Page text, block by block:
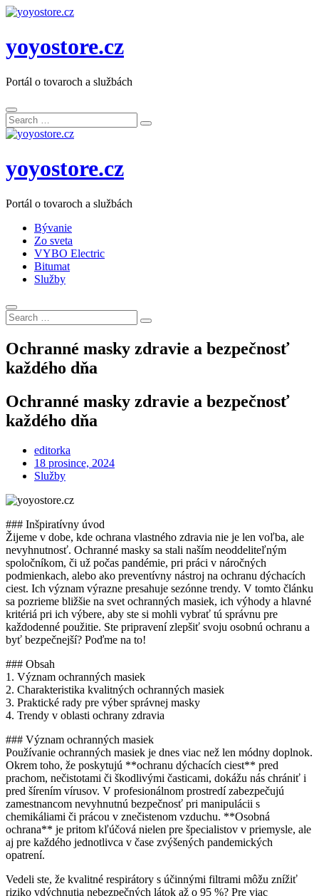
yoyostore.cz
Portál o tovaroch a službách
Search
for:
Search
yoyostore.cz
Portál o tovaroch a službách
Bývanie
Zo sveta
VYBO Electric
Bitumat
Služby
Search
for:
Search
Ochranné masky zdravie a bezpečnosť
každého dňa
Ochranné masky zdravie a bezpečnosť
každého dňa
editorka
Posted
on
18 prosince, 2024
Služby
### Inšpiratívny úvod
Žijeme v dobe, kde ochrana vlastného zdravia nie je len voľba, ale
nevyhnutnosť. Ochranné masky sa stali naším neoddeliteľným
spoločníkom, či už počas pandémie, pri práci v náročných
podmienkach, alebo ako preventívny nástroj na ochranu dýchacích
ciest. Ich význam výrazne presahuje sezónne trendy. V tomto článku
sa pozrieme bližšie na svet ochranných masiek, ich výhody a hlavné
kritériá pri ich výbere, aby ste si mohli vybrať tú správnu pre
každodenné použitie. Ste pripravení zlepšiť svoju osobnú ochranu a
byť bezpečnejší? Poďme na to!
### Obsah
1. Význam ochranných masiek
2. Charakteristika kvalitných ochranných masiek
3. Praktické rady pre výber správnej masky
4. Trendy v oblasti ochrany zdravia
### Význam ochranných masiek
Používanie ochranných masiek je dnes viac než len módny doplnok.
Okrem toho, že poskytujú **ochranu dýchacích ciest** pred
prachom, nečistotami či škodlivými časticami, dokážu nás chrániť i
pred šírením vírusov. V profesionálnom prostredí zabezpečujú
zamestnancom nevyhnutnú bezpečnosť pri manipulácii s
chemikáliami či prácou v znečistenom vzduchu. **Osobná
ochrana** je pritom kľúčová nielen pre špecialistov v priemysle, ale
aj pre každého jednotlivca v čase zvýšených pandemických
opatrení.
Vedeli ste, že kvalitné respirátory s účinnými filtrami môžu znížiť
riziko vdýchnutia nebezpečných látok až o 95 %? Pre viac